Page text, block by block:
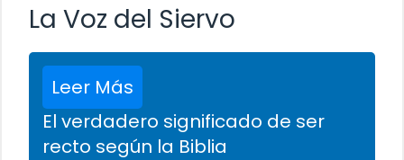
La Voz del Siervo
Leer Más
El verdadero significado de ser
recto según la Biblia